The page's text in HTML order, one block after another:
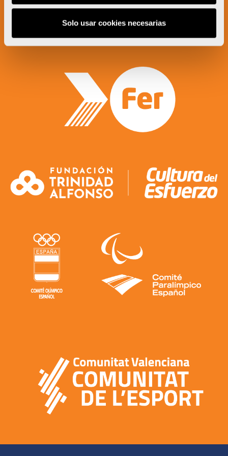
Solo usar cookies necesarias